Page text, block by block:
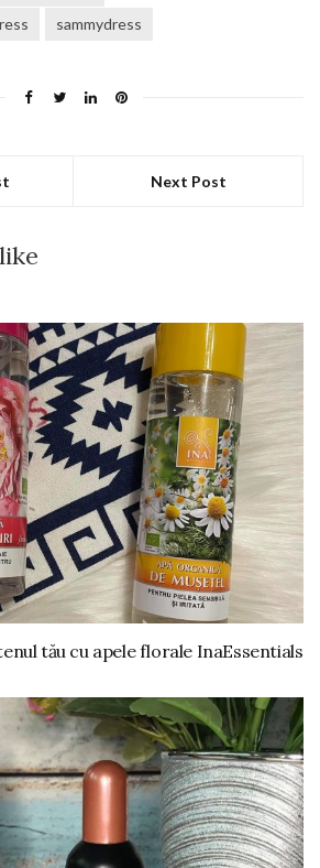
sammydress
Next Post
tău cu apele florale InaEssentials